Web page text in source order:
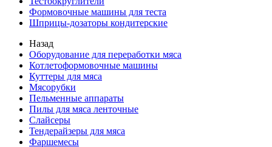
Формовочные машины для теста
Шприцы-дозаторы кондитерские
Назад
Оборудование для переработки мяса
Котлетоформовочные машины
Куттеры для мяса
Мясорубки
Пельменные аппараты
Пилы для мяса ленточные
Слайсеры
Тендерайзеры для мяса
Фаршемесы